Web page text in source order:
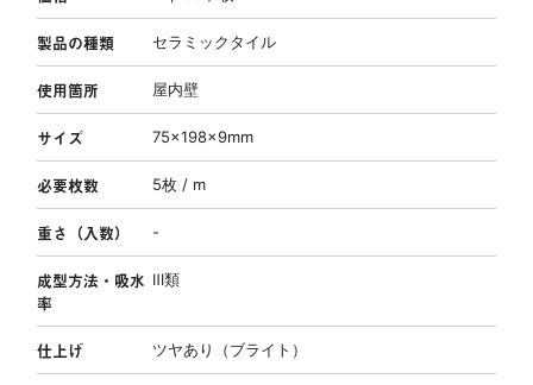
製品の種類 セラミックタイル
使用箇所 屋内壁
サイズ 75×198×9mm
必要枚数 5枚 / m
重さ（入数） -
成型方法・吸水
率
Ⅲ類
仕上げ ツヤあり（ブライト）